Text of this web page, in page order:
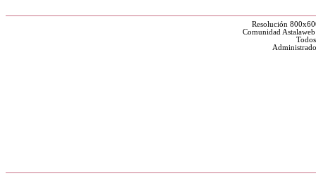
Resolución
Comunidad